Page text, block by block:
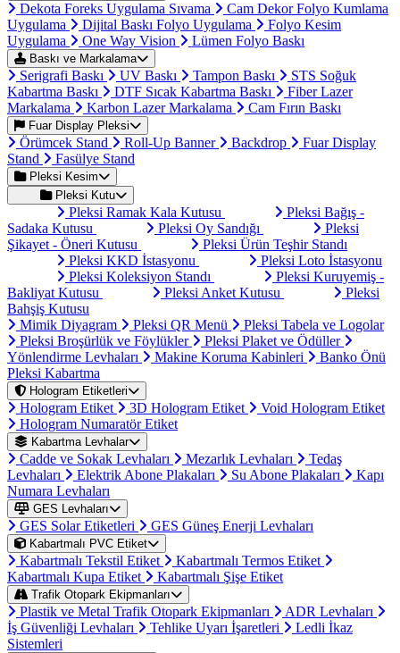
Dekota Foreks Uygulama Sıvama
Cam Dekor Folyo Kumlama
Uygulama
Dijital Baskı Folyo Uygulama
Folyo Kesim
Uygulama
One Way Vision Lümen Folyo Baskı
Baskı ve Markalama
Serigrafi Baskı UV Baskı Tampon Baskı
STS Soğuk
Kabartma Baskı
DTF Sıcak Kabartma Baskı
Fiber Lazer
Markalama
Karbon Lazer Markalama Cam Fırın Baskı
Fuar Display Pleksi
Örümcek Stand Roll-Up Banner Backdrop
Fuar Display
Stand
Fasülye Stand
Pleksi Kesim
Pleksi Kutu
Pleksi Ramak Kala Kutusu
Pleksi Bağış -
Sadaka Kutusu
Pleksi Oy Sandığı
Pleksi
Şikayet - Öneri Kutusu
Pleksi Ürün Teşhir Standı
Pleksi KKD İstasyonu
Pleksi Loto İstasyonu
Pleksi Koleksiyon Standı
Pleksi Kuruyemiş -
Bakliyat Kutusu
Pleksi Anket Kutusu
Pleksi
Bahşiş Kutusu
Mimik Diyagram
Pleksi QR Menü
Pleksi Tabela ve Logolar
Pleksi Broşürlük ve Föylükler
Pleksi Plaket ve Ödüller
Yönlendirme Levhaları
Makine Koruma Kabinleri
Banko Önü
Pleksi Kabartma
Hologram Etiketleri
Hologram Etiket 3D Hologram Etiket
Void Hologram Etiket
Hologram Numaratör Etiket
Kabartma Levhalar
Cadde ve Sokak Levhaları Mezarlık Levhaları
Tedaş
Levhaları
Elektrik Abone Plakaları Su Abone Plakaları
Kapı
Numara Levhaları
GES Levhaları
GES Solar Etiketleri GES Güneş Enerji Levhaları
Kabartmalı PVC Etiket
Kabartmalı Tekstil Etiket
Kabartmalı Termos Etiket
Kabartmalı Kupa Etiket
Kabartmalı Şişe Etiket
Trafik Otopark Ekipmanları
Plastik ve Metal Trafik Otopark Ekipmanları
ADR Levhaları
İş Güvenliği Levhaları
Tehlike Uyarı İşaretleri
Ledli İkaz
Sistemleri